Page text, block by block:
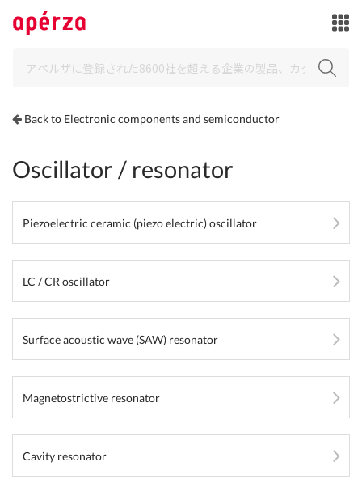
Back to Electronic components and semiconductor
Oscillator / resonator
Piezoelectric ceramic (piezo electric) oscillator
LC / CR oscillator
Surface acoustic wave (SAW) resonator
Magnetostrictive resonator
Cavity resonator